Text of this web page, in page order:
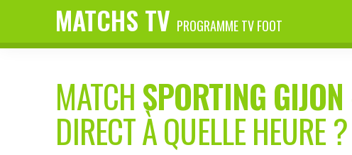
MATCHS TV PROGRAMME TV FOOT
MATCHSPORTING GIJON
DIRECT À QUELLE HEURE ?